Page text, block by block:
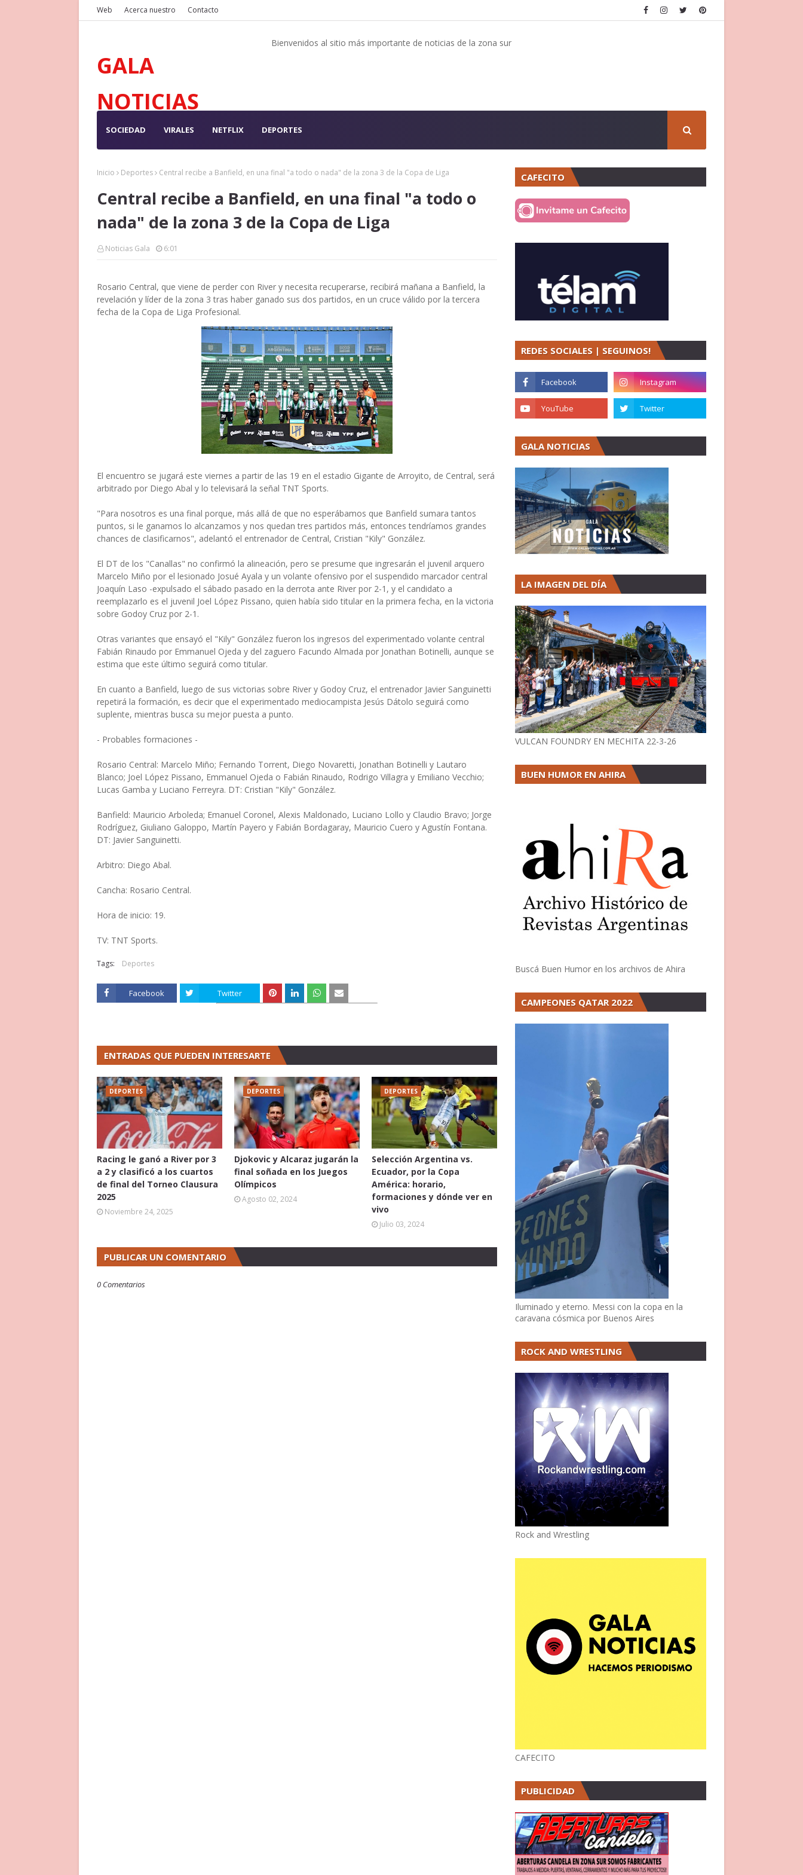
Web Acerca nuestro Contacto
GALA
NOTICIAS
Bienvenidos al sitio más importante de noticias de la zona sur
SOCIEDAD VIRALES NETFLIX DEPORTES
Inicio Deportes Central recibe a Banfield, en una final "a todo o nada" de la zona 3 de la Copa de Liga
Central recibe a Banfield, en una final "a todo o
nada" de la zona 3 de la Copa de Liga
Noticias Gala 6:01
Rosario Central, que viene de perder con River y necesita recuperarse, recibirá mañana a Banfield, la
revelación y líder de la zona 3 tras haber ganado sus dos partidos, en un cruce válido por la tercera
fecha de la Copa de Liga Profesional.
El encuentro se jugará este viernes a partir de las 19 en el estadio Gigante de Arroyito, de Central, será
arbitrado por Diego Abal y lo televisará la señal TNT Sports.
"Para nosotros es una final porque, más allá de que no esperábamos que Banfield sumara tantos
puntos, si le ganamos lo alcanzamos y nos quedan tres partidos más, entonces tendríamos grandes
chances de clasificarnos", adelantó el entrenador de Central, Cristian "Kily" González.
El DT de los "Canallas" no confirmó la alineación, pero se presume que ingresarán el juvenil arquero
Marcelo Miño por el lesionado Josué Ayala y un volante ofensivo por el suspendido marcador central
Joaquín Laso -expulsado el sábado pasado en la derrota ante River por 2-1, y el candidato a
reemplazarlo es el juvenil Joel López Pissano, quien había sido titular en la primera fecha, en la victoria
sobre Godoy Cruz por 2-1.
Otras variantes que ensayó el "Kily" González fueron los ingresos del experimentado volante central
Fabián Rinaudo por Emmanuel Ojeda y del zaguero Facundo Almada por Jonathan Botinelli, aunque se
estima que este último seguirá como titular.
En cuanto a Banfield, luego de sus victorias sobre River y Godoy Cruz, el entrenador Javier Sanguinetti
repetirá la formación, es decir que el experimentado mediocampista Jesús Dátolo seguirá como
suplente, mientras busca su mejor puesta a punto.
- Probables formaciones -
Rosario Central: Marcelo Miño; Fernando Torrent, Diego Novaretti, Jonathan Botinelli y Lautaro
Blanco; Joel López Pissano, Emmanuel Ojeda o Fabián Rinaudo, Rodrigo Villagra y Emiliano Vecchio;
Lucas Gamba y Luciano Ferreyra. DT: Cristian "Kily" González.
Banfield: Mauricio Arboleda; Emanuel Coronel, Alexis Maldonado, Luciano Lollo y Claudio Bravo; Jorge
Rodríguez, Giuliano Galoppo, Martín Payero y Fabián Bordagaray, Mauricio Cuero y Agustín Fontana.
DT: Javier Sanguinetti.
Arbitro: Diego Abal.
Cancha: Rosario Central.
Hora de inicio: 19.
TV: TNT Sports.
Tags: Deportes
Facebook Twitter
ENTRADAS QUE PUEDEN INTERESARTE
DEPORTES
Racing le ganó a River por 3
a 2 y clasificó a los cuartos
de final del Torneo Clausura
2025
Noviembre 24, 2025
DEPORTES
Djokovic y Alcaraz jugarán la
final soñada en los Juegos
Olímpicos
Agosto 02, 2024
DEPORTES
Selección Argentina vs.
Ecuador, por la Copa
América: horario,
formaciones y dónde ver en
vivo
Julio 03, 2024
PUBLICAR UN COMENTARIO
0 Comentarios
CAFECITO
REDES SOCIALES | SEGUINOS!
GALA NOTICIAS
LA IMAGEN DEL DÍA
VULCAN FOUNDRY EN MECHITA 22-3-26
BUEN HUMOR EN AHIRA
Buscá Buen Humor en los archivos de Ahira
CAMPEONES QATAR 2022
Iluminado y eterno. Messi con la copa en la
caravana cósmica por Buenos Aires
ROCK AND WRESTLING
Rock and Wrestling
CAFECITO
PUBLICIDAD